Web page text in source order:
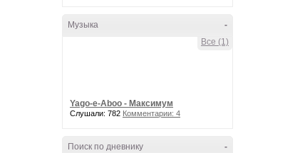
-
Музыка
Все (1)
Yago-e-Aboo - Максимум
Слушали: 782 Комментарии: 4
-
Поиск по дневнику